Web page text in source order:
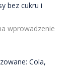
bez cukru i
wprowadzenie
Cola,